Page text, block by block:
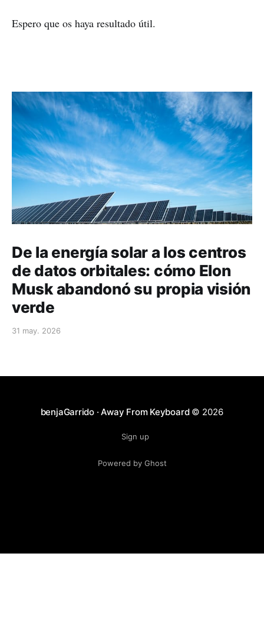
Espero que os haya resultado útil.
De la energía solar a los centros
de datos orbitales: cómo Elon
Musk abandonó su propia visión
verde
31 may. 2026
benjaGarrido · Away From Keyboard© 2026
Sign up
Powered by Ghost